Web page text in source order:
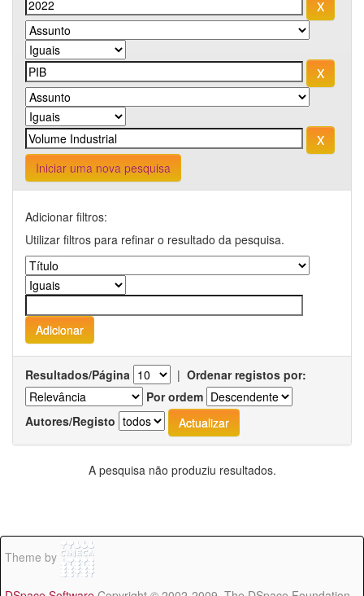
Iniciar uma nova pesquisa
Adicionar filtros:
Utilizar filtros para refinar o resultado da pesquisa.
Resultados/Página | Ordenar registos por:
Por ordem
Autores/Registo
A pesquisa não produziu resultados.
Theme by